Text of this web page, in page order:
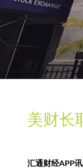
美财长
汇通财经APP